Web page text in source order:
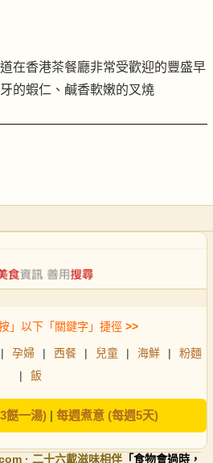
在香港茶餐廳非常受歡迎的豐盛早
的蝦仁、鹹香軟嫩的叉燒
」以下「關鍵字」捷徑 >>
| 孕婦 | 西餐 | 兒童 | 海鮮 |
粉麵
|
飯
餸一湯)| 每週煮意 (每週5天)
· 二十六載滋味相伴 「食物會過時，